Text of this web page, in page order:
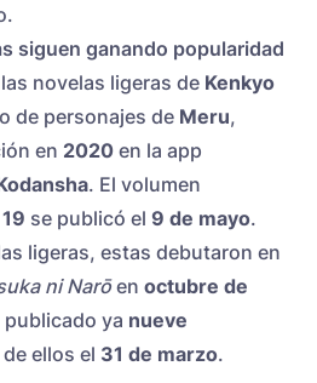
siguen ganando popularidad
novelas ligeras de Kenkyo
de personajes de Meru,
en 2020 en la app
. El volumen
19 se publicó el 9 de mayo.
ligeras, estas debutaron en
ni Narōen octubre de
publicado ya nueve
ellos el 31 de marzo.